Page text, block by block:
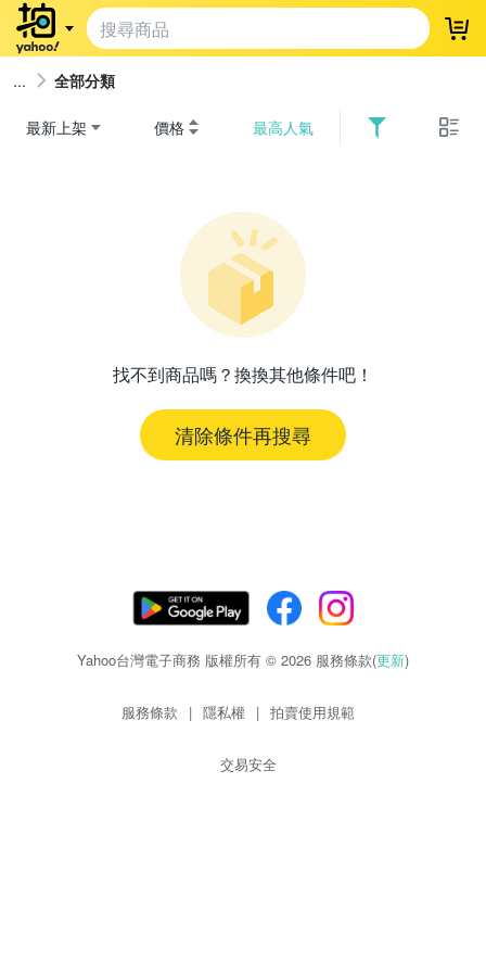
登
全部分類
最新上架 價格 最高人氣
找不到商品嗎？換換其他條件吧！
清除條件再搜尋
Yahoo台灣電子商務 版權所有 © 2026 服務條款(更新)
服務條款 | 隱私權 | 拍賣使用規範
交易安全